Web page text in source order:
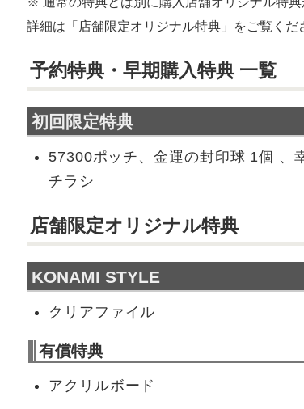
詳細は「店舗限定オリジナル特典」をご覧くだ
予約特典・早期購入特典 一覧
初回限定特典
57300ポッチ、金運の封印球 1個 、
チラシ
店舗限定オリジナル特典
KONAMI STYLE
クリアファイル
有償特典
アクリルボード